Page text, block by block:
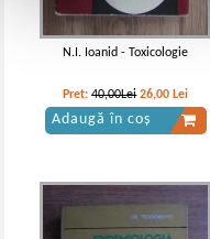
N.I. Ioanid - Toxicologie
Pret:40,00Lei 26,00 Lei
Adaugă în coș